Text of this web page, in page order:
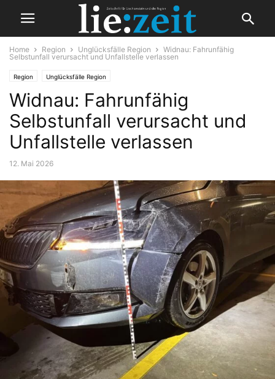
Home Region Unglücksfälle Region
Widnau: Fahrunfähig
Selbstunfall verursacht und Unfallstelle verlassen
Region Unglücksfälle Region
Widnau: Fahrunfähig
Selbstunfall verursacht und
Unfallstelle verlassen
12. Mai 2026